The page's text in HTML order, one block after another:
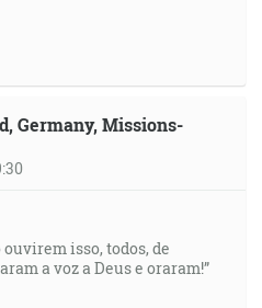
Germany, Missions-
ouvirem isso, todos, de
a voz a Deus e oraram!”